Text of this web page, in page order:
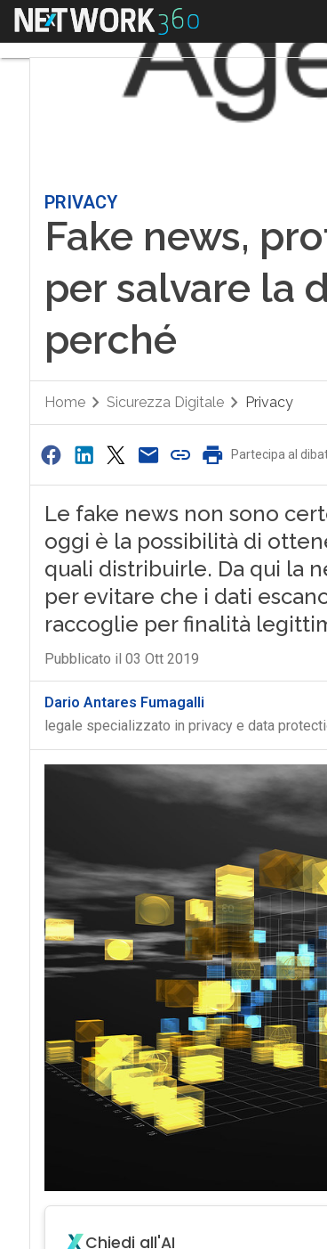
Menu
PRIVACY
Fake news,
per salvare la
perché
Home Sicurezza Digitale Privacy
Partecipa al
Le fake news non sono
oggi è la possibilità di
quali distribuirle. Da qui la
per evitare che i dati
raccoglie per finalità
Pubblicato il 03 Ott 2019
Dario Antares Fumagalli
legale specializzato in privacy e data
Chiedi all'AI